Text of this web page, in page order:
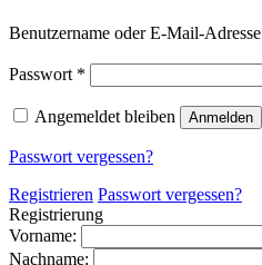
Benutzername oder E-Mail-Adresse
Passwort *
Angemeldet bleiben Anmelden
Passwort vergessen?
Registrieren Passwort vergessen?
Registrierung
Vorname:
Nachname: